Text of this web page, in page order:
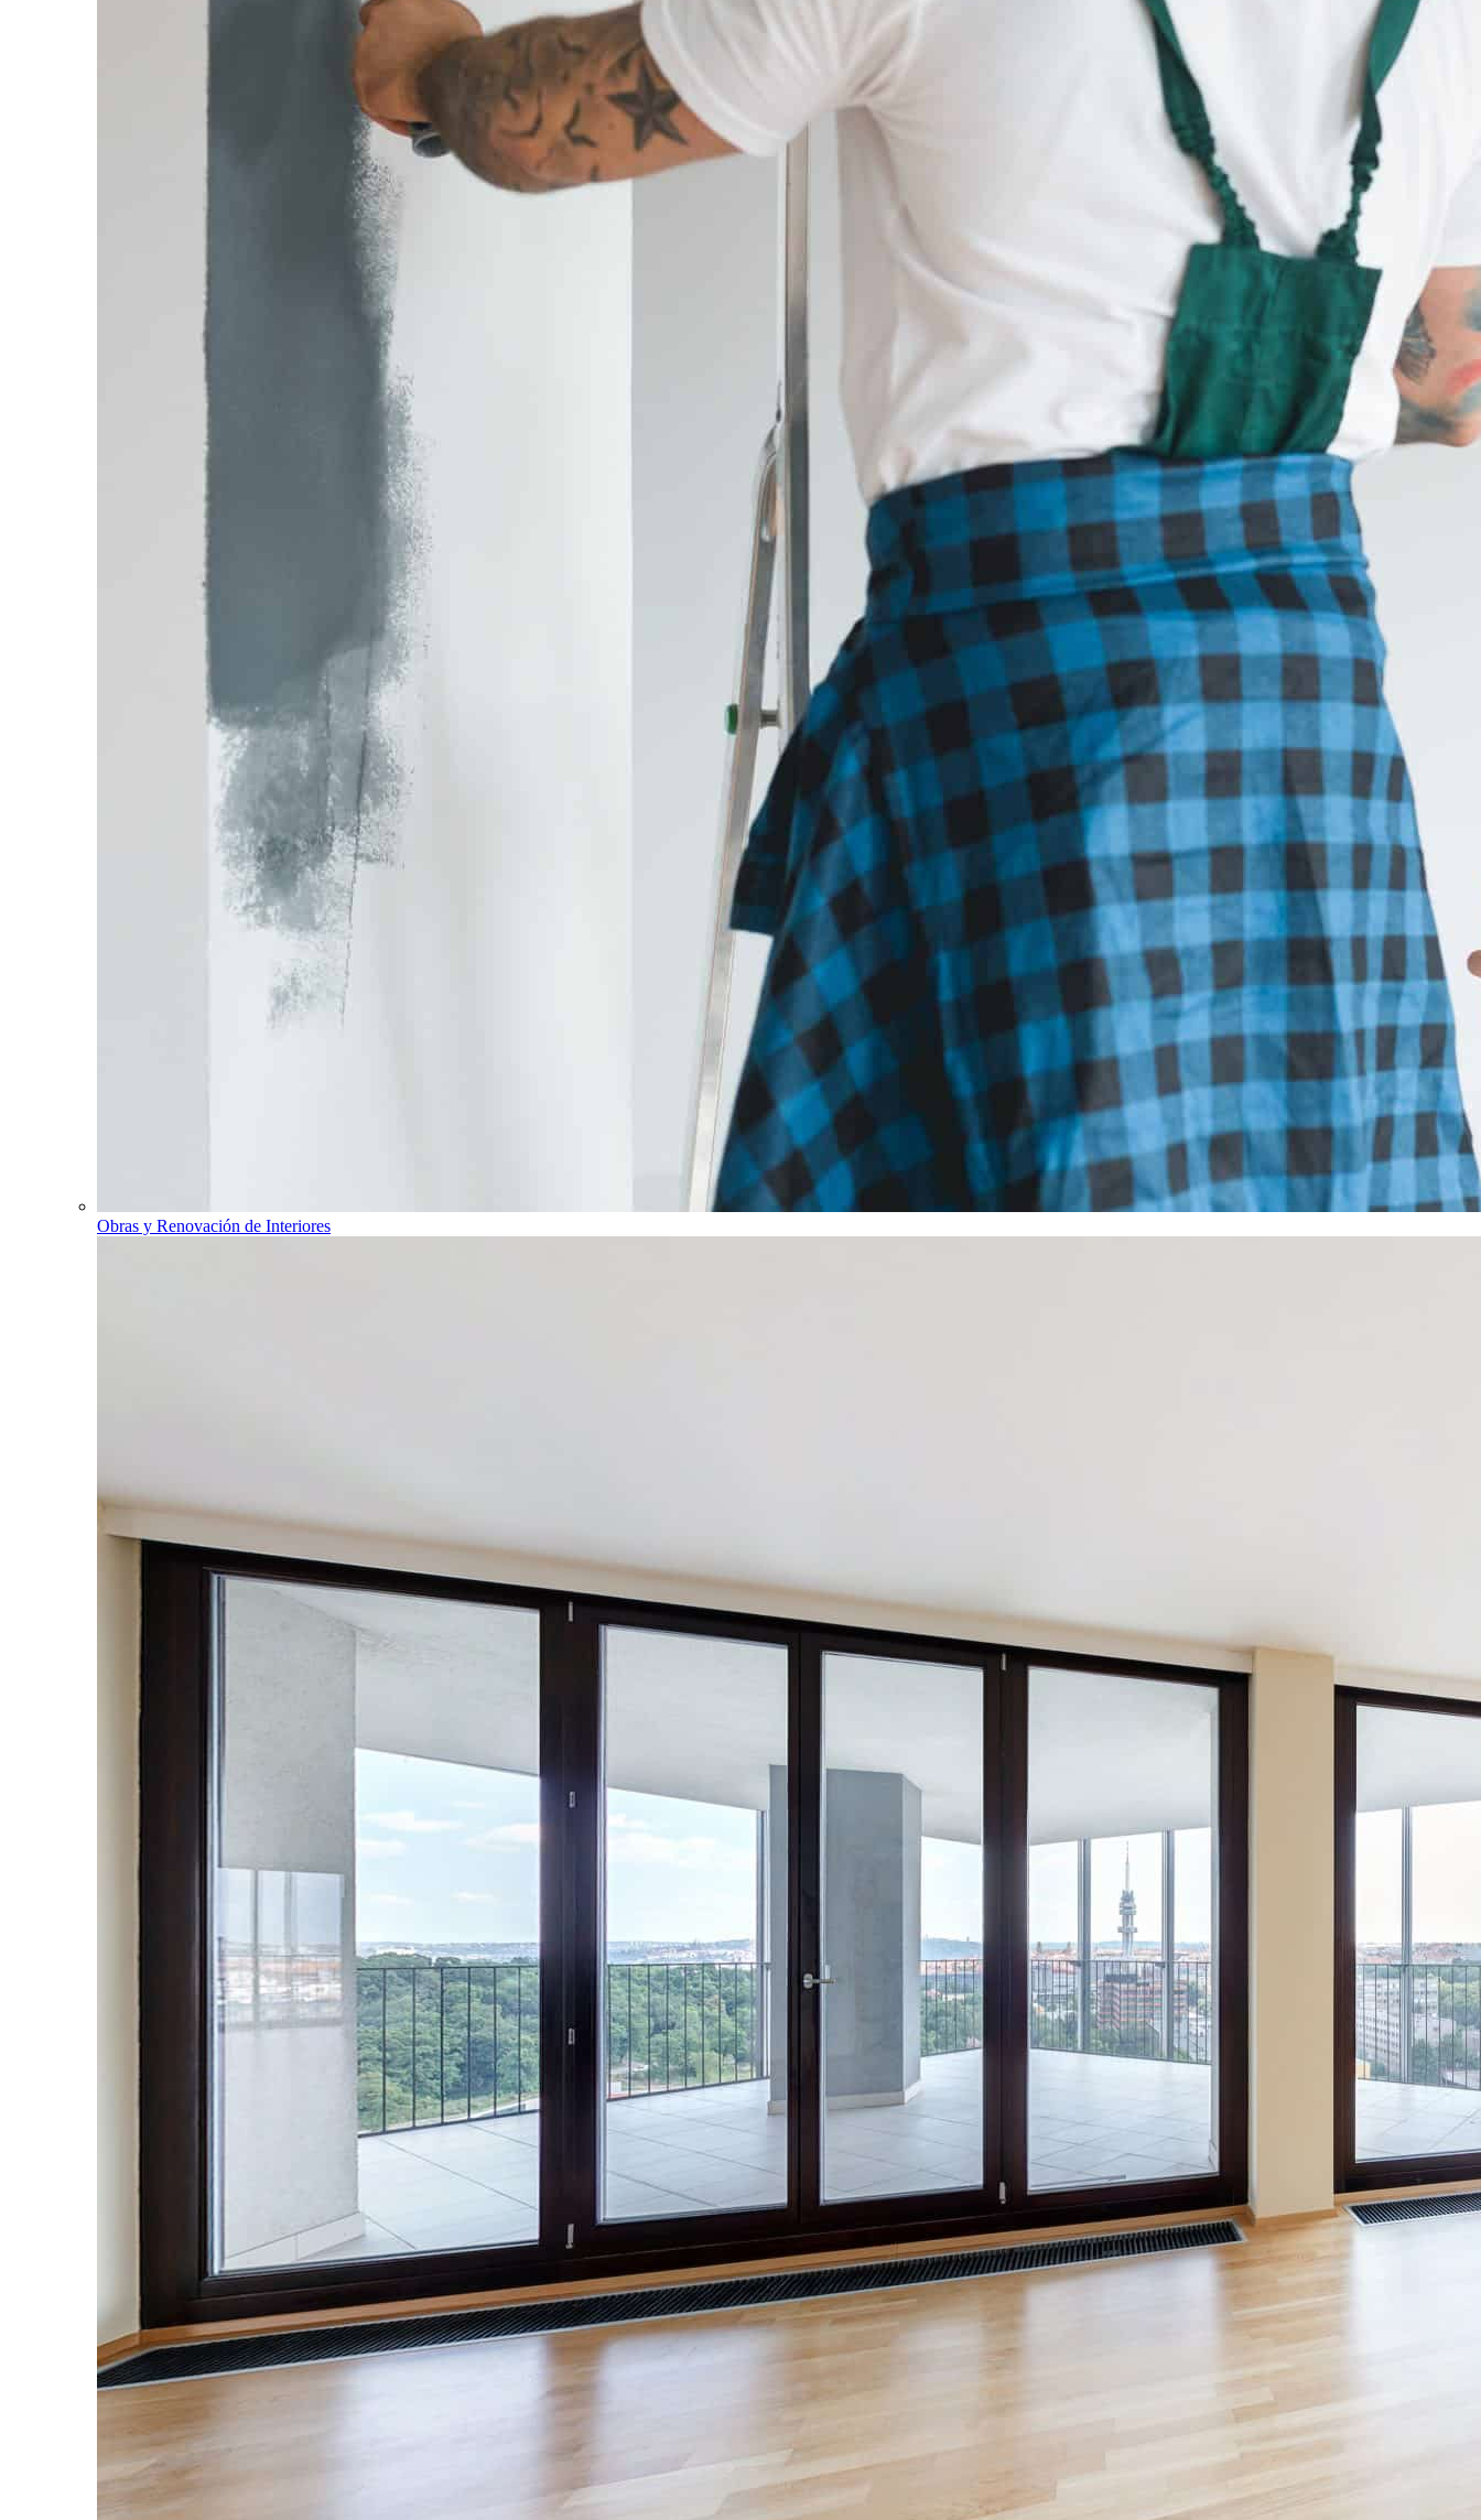
Obras y Renovación de Interiores